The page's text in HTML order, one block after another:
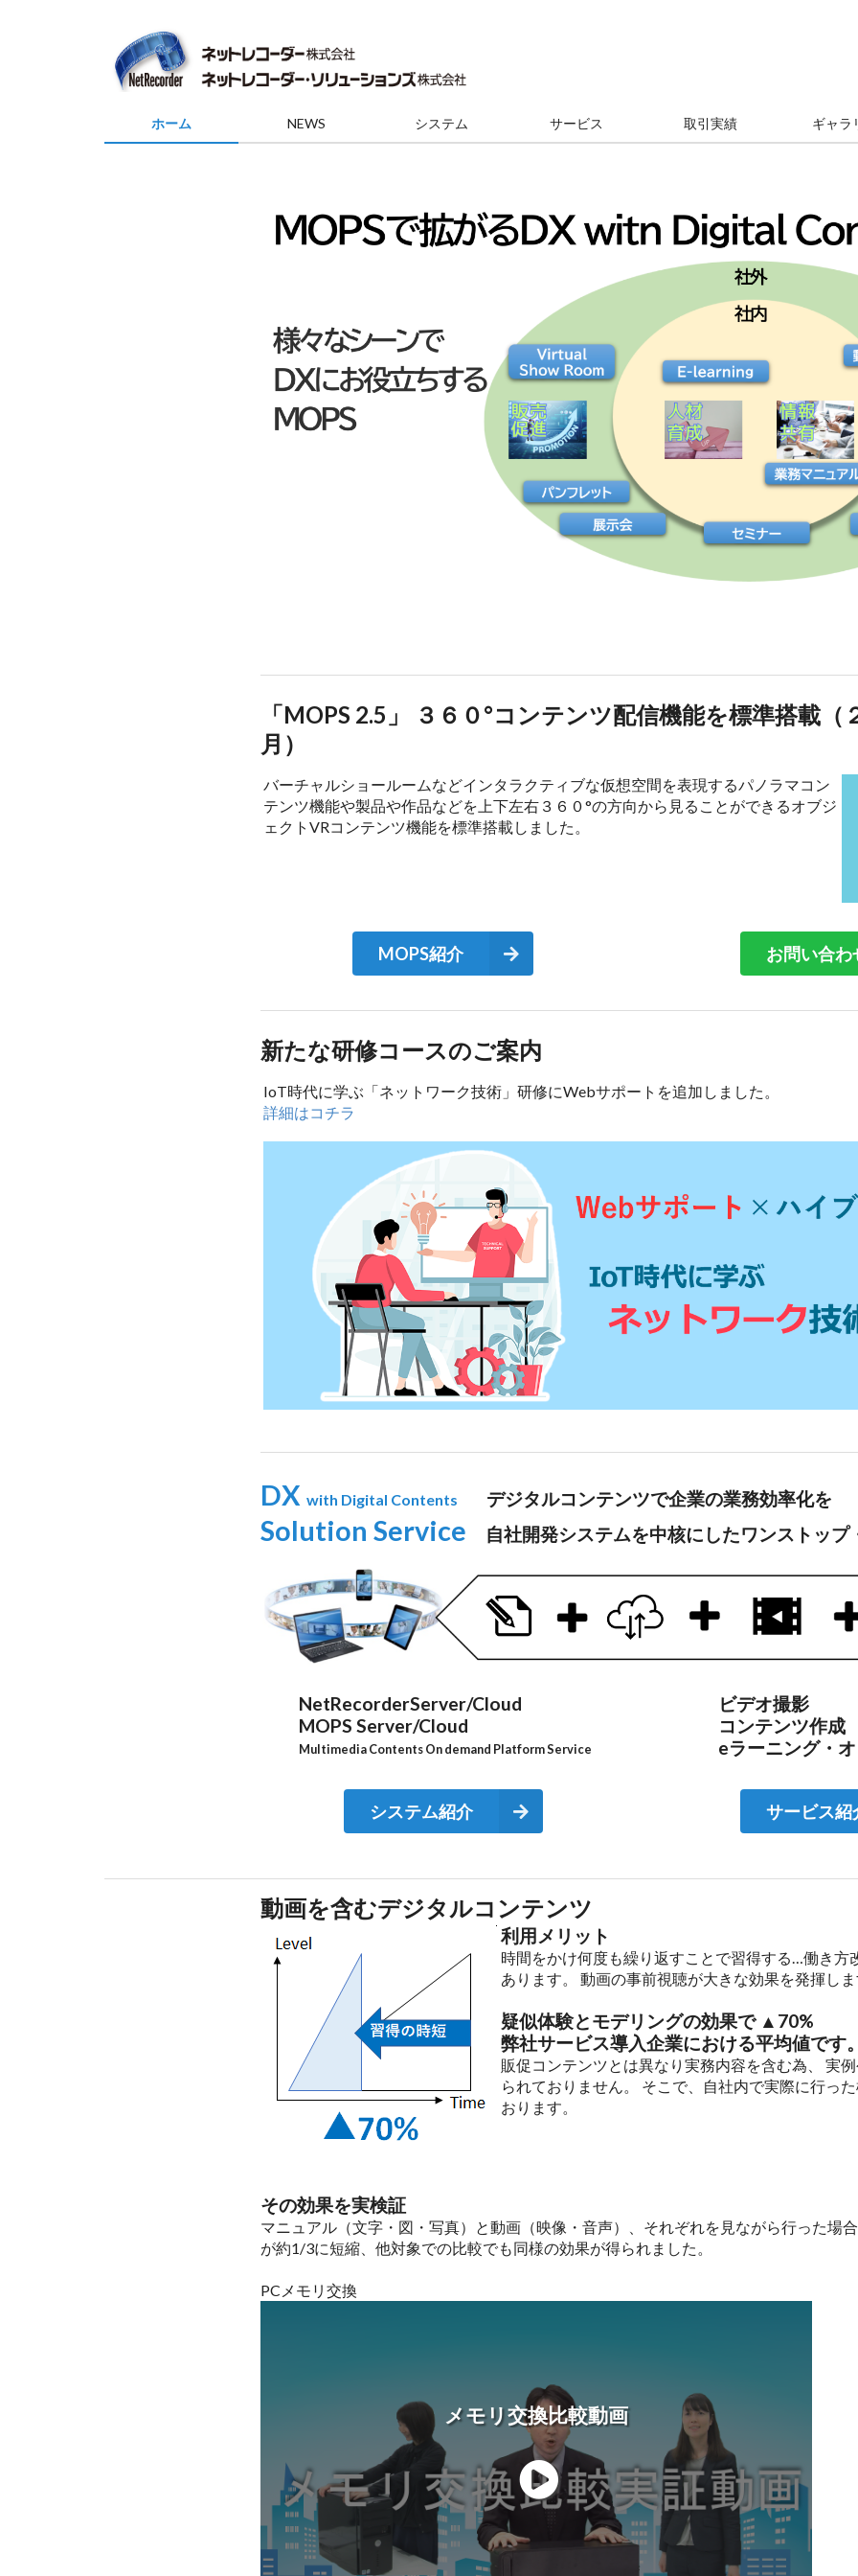
ホーム NEWS システム サービス 取引実績 ギャラ
「MOPS 2.5」 ３６０°コンテンツ配信機能を標準搭載（
月）
バーチャルショールームなどインタラクティブな仮想空間を表現するパノラマコン
テンツ機能や製品や作品などを上下左右３６０°の方向から見ることができるオブジ
ェクトVRコンテンツ機能を標準搭載しました。
MOPS紹介 お問い合わ
新たな研修コースのご案内
IoT時代に学ぶ「ネットワーク技術」研修にWebサポートを追加しました。
詳細はコチラ
DX with Digital Contents デジタルコンテンツで企業の業務効率化を
Solution Service 自社開発システムを中核にしたワンストップ
NetRecorderServer/Cloud
MOPS Server/Cloud
Multimedia Contents On demand Platform Service
ビデオ撮影
コンテンツ作成
eラーニング・
システム紹介 サービス紹
動画を含むデジタルコンテンツ
利用メリット
時間をかけ何度も繰り返すことで習得する…働き方
あります。 動画の事前視聴が大きな効果を発揮し
疑似体験とモデリングの効果で ▲70%
弊社サービス導入企業における平均値です
販促コンテンツとは異なり実務内容を含む為、 実
られておりません。 そこで、自社内で実際に行っ
おります。
その効果を実検証
マニュアル（文字・図・写真）と動画（映像・音声）、それぞれを見ながら行った場
が約1/3に短縮、他対象での比較でも同様の効果が得られました。
PCメモリ交換